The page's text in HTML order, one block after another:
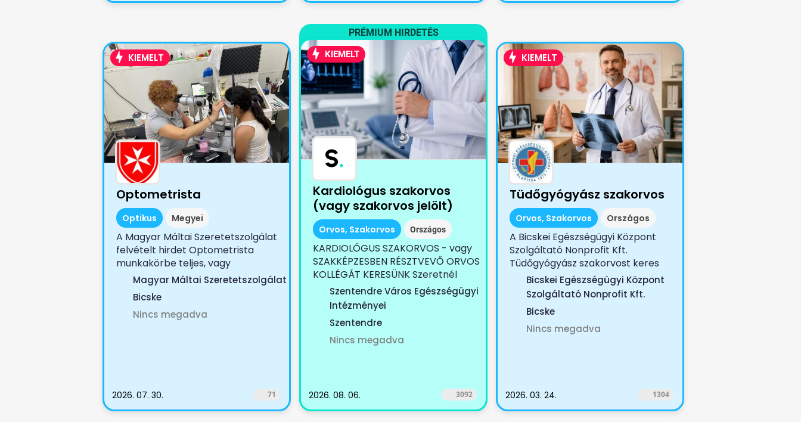
KIEMELT
Optometrista
Optikus Megyei
A Magyar Máltai Szeretetszolgálat
felvételt hirdet Optometrista
munkakörbe teljes, vagy
részmunkaidőbe ...
Magyar Máltai Szeretetszolgálat
Bicske
Nincs megadva
2026. 07. 30. 71
PRÉMIUM HIRDETÉS
KIEMELT
S.
Kardiológus szakorvos
(vagy szakorvos jelölt)
Orvos, Szakorvos Országos
KARDIOLÓGUS SZAKORVOS - vagy
SZAKKÉPZESBEN RÉSZTVEVŐ ORVOS
KOLLÉGÁT KERESÜNK Szeretnél
egy...Szentendre Város Egészségügyi
Intézményei
Szentendre
Nincs megadva
2026. 08. 06. 3092
KIEMELT
Tüdőgyógyász szakorvos
Orvos, Szakorvos Országos
A Bicskei Egészségügyi Központ
Szolgáltató Nonprofit Kft.
Tüdőgyógyász szakorvost keres
Bicskei Egészségügyi Központ
Szolgáltató Nonprofit Kft.
Bicske
Nincs megadva
2026. 03. 24. 1304